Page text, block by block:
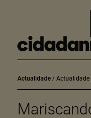
Actualidade Actualidade